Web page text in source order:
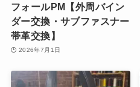
フォールPM【外周バイン
ダー交換・サブファスナー
帯革交換】
2026年7月1日